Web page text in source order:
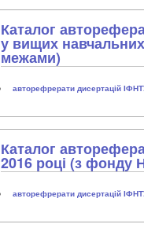
Каталог
у вищих навчальних
межами)
авторефрерати дисертацій
Каталог
2016 році (з фонду
авторефрерати дисертацій